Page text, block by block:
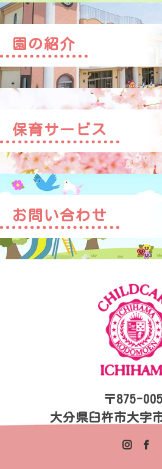
園の紹介
保育サービス
お問い合わせ
〒875-
大分県臼杵市大字